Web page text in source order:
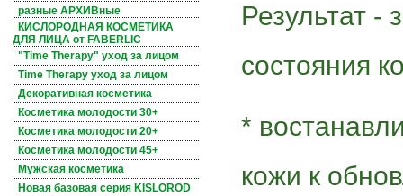
разные АРХИВные
КИСЛОРОДНАЯ КОСМЕТИКА
ДЛЯ ЛИЦА от FABERLIC
"Time Therapy" уход за лицом
Time Therapy уход за лицом
Декоративная косметика
Косметика молодости 30+
Косметика молодости 20+
Косметика молодости 45+
Мужская косметика
Новая базовая серия KISLOROD
Результат -
состояния
*
кожи к